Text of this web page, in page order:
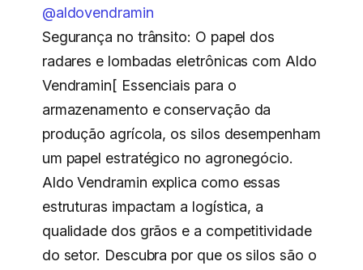
@aldovendramin
Segurança no trânsito: O papel dos
radares e lombadas eletrônicas com Aldo
Vendramin[ Essenciais para o
armazenamento e conservação da
produção agrícola, os silos desempenham
um papel estratégico no agronegócio.
Aldo Vendramin explica como essas
estruturas impactam a logística, a
qualidade dos grãos e a competitividade
do setor. Descubra por que os silos são o